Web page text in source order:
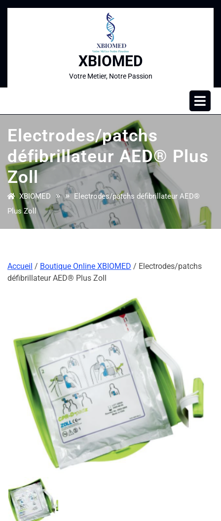
XBIOMED
Votre Metier, Notre Passion
Electrodes/patchs
défibrillateur AED® Plus
Zoll
XBIOMED » » Electrodes/patchs défibrillateur AED®
Plus Zoll
Accueil / Boutique Online XBIOMED / Electrodes/patchs
défibrillateur AED® Plus Zoll